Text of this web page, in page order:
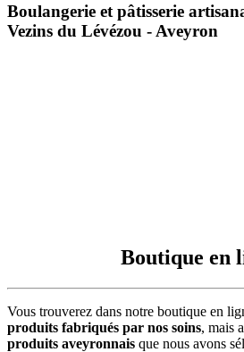
Boulangerie et pâtisserie
Vezins du Lévézou - Aveyron
Boutique en
Vous trouverez dans notre boutique en
produits fabriqués par nos soins, mais
produits aveyronnais que nous avons